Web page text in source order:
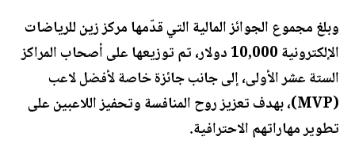
وبلغ مجموع الجوائز المالية التي قدّمها مركز زين للرياضات
الإلكترونية 10,000 دولار، تم توزيعها على أصحاب المراكز
الستة عشر الأولى، إلى جانب جائزة خاصة لأفضل لاعب
(MVP)، بهدف تعزيز روح المنافسة وتحفيز اللاعبين على
تطوير مهاراتهم الاحترافية.